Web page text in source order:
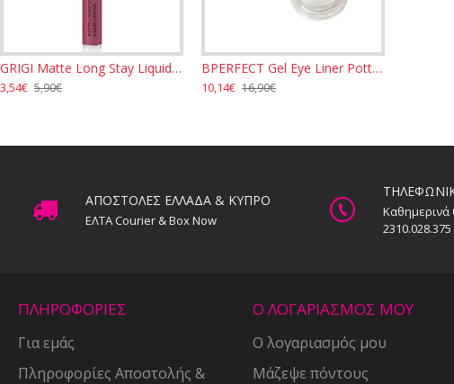
GRIGI Matte Long Stay Liquid Lipstick - Bordeaux N.7
3,54€ 5,90€
BPERFECT Gel Eye Liner Potted Gelousy - Woke 6gr
10,14€ 16,90€
9,35€ 10,99€ 10,19€ 11,99€
ΑΠΟΣΤΟΛΕΣ ΕΛΛΑΔΑ & ΚΥΠΡΟ
ΕΛΤΑ Courier & Box Now
Καθημερινά
2310.028.375
ΠΛΗΡΟΦΟΡΙΕΣ
Για εμάς
Πληροφορίες Αποστολής &
Ο ΛΟΓΑΡΙΑΣΜΟΣ ΜΟΥ
Ο λογαριασμός μου
Μάζεψε πόντους